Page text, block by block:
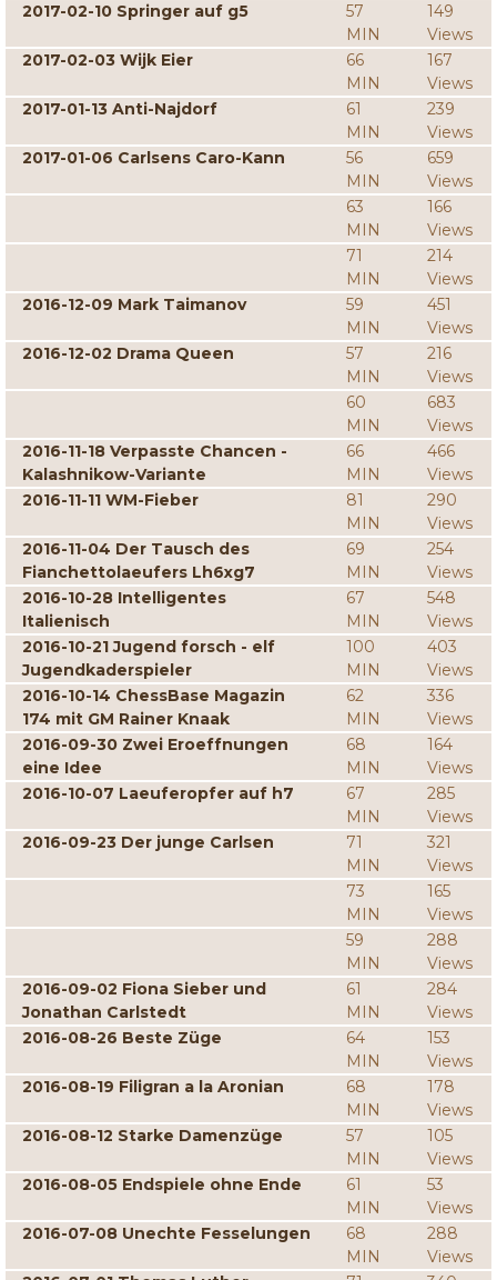
2017-02-10 Springer auf g5
57
MIN
149
Views
2017-02-03 Wijk Eier
66
MIN
167
Views
2017-01-13 Anti-Najdorf
61
MIN
239
Views
2017-01-06 Carlsens Caro-Kann
56
MIN
659
Views
63
MIN
166
Views
71
MIN
214
Views
2016-12-09 Mark Taimanov
59
MIN
451
Views
2016-12-02 Drama Queen
57
MIN
216
Views
60
MIN
683
Views
2016-11-18 Verpasste Chancen -
Kalashnikow-Variante
66
MIN
466
Views
2016-11-11 WM-Fieber
81
MIN
290
Views
2016-11-04 Der Tausch des
Fianchettolaeufers Lh6xg7
69
MIN
254
Views
2016-10-28 Intelligentes
Italienisch
67
MIN
548
Views
2016-10-21 Jugend forsch - elf
Jugendkaderspieler
100
MIN
403
Views
2016-10-14 ChessBase Magazin
174 mit GM Rainer Knaak
62
MIN
336
Views
2016-09-30 Zwei Eroeffnungen
eine Idee
68
MIN
164
Views
2016-10-07 Laeuferopfer auf h7
67
MIN
285
Views
2016-09-23 Der junge Carlsen
71
MIN
321
Views
73
MIN
165
Views
59
MIN
288
Views
2016-09-02 Fiona Sieber und
Jonathan Carlstedt
61
MIN
284
Views
2016-08-26 Beste Züge
64
MIN
153
Views
2016-08-19 Filigran a la Aronian
68
MIN
178
Views
2016-08-12 Starke Damenzüge
57
MIN
105
Views
2016-08-05 Endspiele ohne Ende
61
MIN
53
Views
2016-07-08 Unechte Fesselungen
68
MIN
288
Views